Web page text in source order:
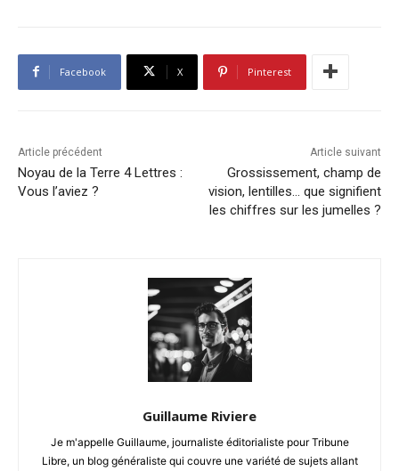
Facebook X Pinterest
Article précédent
Noyau de la Terre 4 Lettres :
Vous l’aviez ?
Article suivant
Grossissement, champ de
vision, lentilles… que signifient
les chiffres sur les jumelles ?
Guillaume Riviere
Je m'appelle Guillaume, journaliste éditorialiste pour Tribune
Libre, un blog généraliste qui couvre une variété de sujets allant